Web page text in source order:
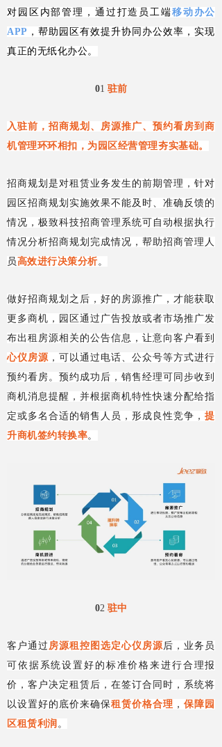
对园区内部管理，通过打造员工端移动办公
APP ，帮助园区有效提升协同办公效率，实现
真正的无纸化办公。
01 驻前
入驻前，招商规划、房源推广、预约看房到商
机管理环环相扣，为园区经营管理夯实基础。
招商规划是对租赁业务发生的前期管理，针对
园区招商规划实施效果不能及时、准确反馈的
情况，极致科技招商管理系统可自动根据执行
情况分析招商规划完成情况，帮助招商管理人
员高效进行决策分析。
做好招商规划之后，好的房源推广，才能获取
更多商机，园区通过广告投放或者市场推广发
布出租房源相关的公告信息，让意向客户看到
心仪房源 ，可以通过电话、公众号等方式进行
预约看房。预约成功后，销售经理可同步收到
商机消息提醒，并根据商机特性快速分配给指
定或多名合适的销售人员，形成良性竞争，提
升商机签约转换率。
02 驻中
客户通过 房源租控图选定心仪房源后，业务员
可依据系统设置好的标准价格来进行合理报
价，客户决定租赁后，在签订合同时，系统将
以设置好的底价来确保租赁价格合理 ，保障园
区租赁利润 。